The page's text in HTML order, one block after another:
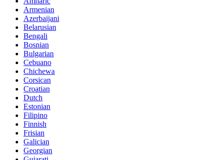
Armenian
Azerbaijani
Belarusian
Bengali
Bosnian
Bulgarian
Cebuano
Chichewa
Corsican
Croatian
Dutch
Estonian
Filipino
Finnish
Frisian
Galician
Georgian